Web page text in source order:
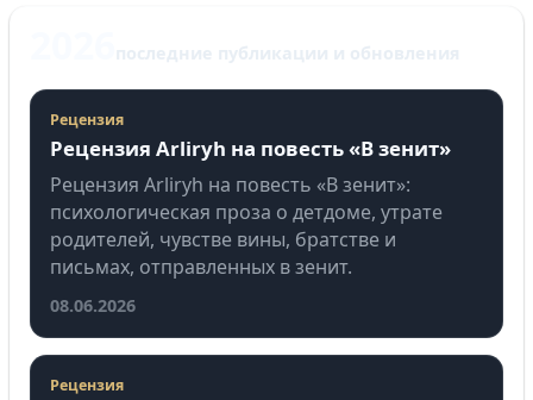
Рецензия
Рецензия Arliryh на повесть «В зенит»
Рецензия Arliryh на повесть «В зенит»:
психологическая проза о детдоме, утрате
родителей, чувстве вины, братстве и
письмах, отправленных в зенит.
08.06.2026
Рецензия